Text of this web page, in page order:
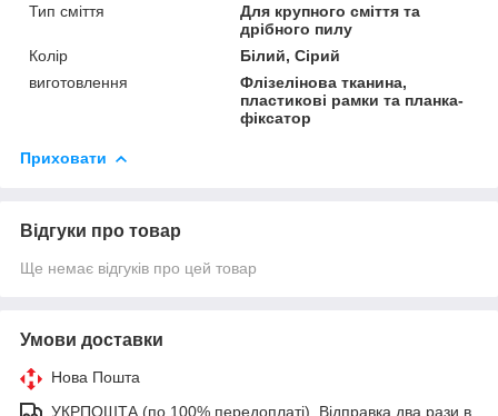
Тип сміття
Для крупного сміття та
дрібного пилу
Колір
Білий, Сірий
виготовлення
Флізелінова тканина,
пластикові рамки та планка-
фіксатор
Приховати
Відгуки про товар
Ще немає відгуків про цей товар
Умови доставки
Нова Пошта
УКРПОШТА (по 100% передоплаті). Відправка два рази в